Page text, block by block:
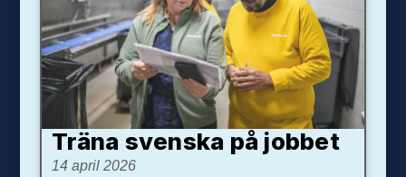
Träna svenska på jobbet
14 april 2026